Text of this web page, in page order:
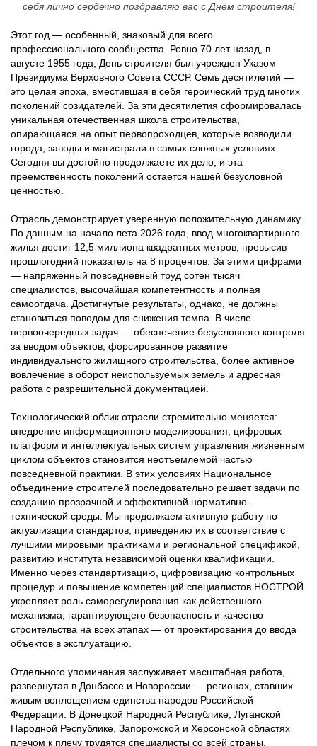
себя лично сердечно поздравляю вас с Днём строителя!
Этот год — особенный, знаковый для всего
профессионального сообщества. Ровно 70 лет назад, в
августе 1955 года, День строителя был учрежден Указом
Президиума Верховного Совета СССР. Семь десятилетий —
это целая эпоха, вместившая в себя героический труд многих
поколений созидателей. За эти десятилетия сформировалась
уникальная отечественная школа строительства,
опирающаяся на опыт первопроходцев, которые возводили
города, заводы и магистрали в самых сложных условиях.
Сегодня вы достойно продолжаете их дело, и эта
преемственность поколений остается нашей безусловной
ценностью.
Отрасль демонстрирует уверенную положительную динамику.
По данным на начало лета 2026 года, ввод многоквартирного
жилья достиг 12,5 миллиона квадратных метров, превысив
прошлогодний показатель на 8 процентов. За этими цифрами
— напряженный повседневный труд сотен тысяч
специалистов, высочайшая компетентность и полная
самоотдача. Достигнутые результаты, однако, не должны
становиться поводом для снижения темпа. В числе
первоочередных задач — обеспечение безусловного контроля
за вводом объектов, форсированное развитие
индивидуального жилищного строительства, более активное
вовлечение в оборот неиспользуемых земель и адресная
работа с разрешительной документацией.
Технологический облик отрасли стремительно меняется:
внедрение информационного моделирования, цифровых
платформ и интеллектуальных систем управления жизненным
циклом объектов становится неотъемлемой частью
повседневной практики. В этих условиях Национальное
объединение строителей последовательно решает задачи по
созданию прозрачной и эффективной нормативно-
технической среды. Мы продолжаем активную работу по
актуализации стандартов, приведению их в соответствие с
лучшими мировыми практиками и региональной спецификой,
развитию института независимой оценки квалификации.
Именно через стандартизацию, цифровизацию контрольных
процедур и повышение компетенций специалистов НОСТРОЙ
укрепляет роль саморегулирования как действенного
механизма, гарантирующего безопасность и качество
строительства на всех этапах — от проектирования до ввода
объектов в эксплуатацию.
Отдельного упоминания заслуживает масштабная работа,
развернутая в Донбассе и Новороссии — регионах, ставших
живым воплощением единства народов Российской
Федерации. В Донецкой Народной Республике, Луганской
Народной Республике, Запорожской и Херсонской областях
плечом к плечу трудятся специалисты со всей страны.